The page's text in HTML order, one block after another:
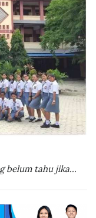
belum tahu jika...